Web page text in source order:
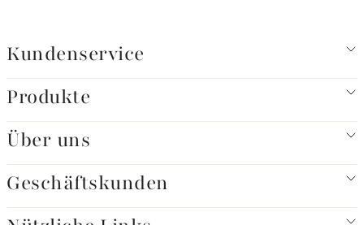
Kundenservice
Produkte
Über uns
Geschäftskunden